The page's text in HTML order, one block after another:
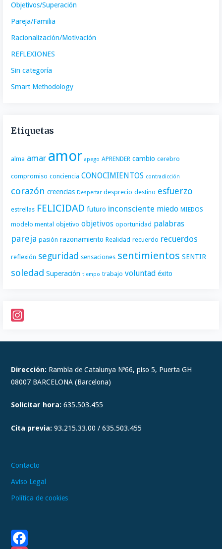
Objetivos/Superación
Pareja/Familia
Racionalización/Motivación
REFLEXIONES
Sin categoría
Smart Methodology
Etiquetas
alma amar amor apego APRENDER cambio cerebro
compromiso conciencia CONOCIMIENTOS contradicción
corazón creencias Despertar desprecio destino esfuerzo
estrellas FELICIDAD futuro inconsciente miedo MIEDOS
modelo mental objetivo objetivos oportunidad palabras
pareja pasión razonamiento Realidad recuerdo recuerdos
reflexión seguridad sensaciones sentimientos SENTIR
soledad Superación tiempo trabajo voluntad éxito
n
t
a
r
m
Dirección: Rambla de Catalunya Nº66, piso 5, Puerta GH
08007 BARCELONA (Barcelona)
Solicitar hora: 635.503.455
Cita previa: 93.215.33.00 / 635.503.455
Contacto
Aviso Legal
Política de cookies